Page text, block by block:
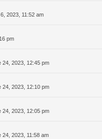
2023, 11:52 am
pm
24, 2023, 12:45 pm
24, 2023, 12:10 pm
24, 2023, 12:05 pm
24, 2023, 11:58 am